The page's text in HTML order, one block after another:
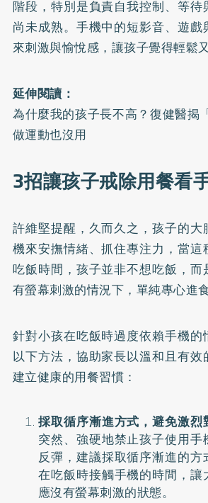
階段，特別是負責自我控制、等待
尚未成熟。手機中的短影音、遊
來刺激與愉悅感，讓孩子覺得輕鬆
延伸閱讀：
為什麼我的孩子長不高？復健醫揭
做運動也沒用
3招讓孩子戒除用餐看
許維堅提醒，久而久之，孩子的
機來安撫情緒、抓住專注力，當
吃飯時間，孩子並非不想吃飯，而
有螢幕刺激的情況下，單純專心進食
針對小孩在吃飯時過度依賴手機
以下方法，協助家長以溫和且有
建立健康的用餐習慣：
採取循序漸進方式，避免激烈
突然、強硬地禁止孩子使用
反彈，建議採取循序漸進的
在吃飯時接觸手機的時間，讓
應沒有螢幕刺激的狀態。